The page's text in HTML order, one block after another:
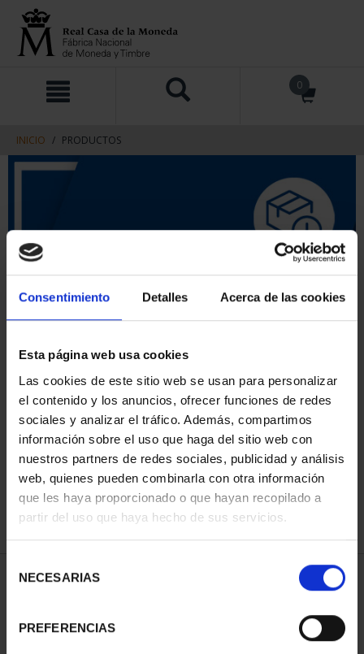
Consentimiento Detalles Acerca de las cookies
Esta página web usa cookies
Las cookies de este sitio web se usan para personalizar
el contenido y los anuncios, ofrecer funciones de redes
sociales y analizar el tráfico. Además, compartimos
información sobre el uso que haga del sitio web con
nuestros partners de redes sociales, publicidad y análisis
web, quienes pueden combinarla con otra información
que les haya proporcionado o que hayan recopilado a
partir del uso que haya hecho de sus servicios.
NECESARIAS
PREFERENCIAS
contenido
navegacin
0
INICIO PRODUCTOS
ORDENAR POR:
REFINAR
1 Productos encontrados